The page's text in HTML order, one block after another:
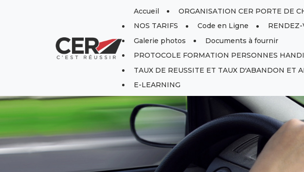
Accueil ORGANISATION CER PORTE DE
NOS TARIFS
Code en Ligne RENDEZ-
Galerie photos
Documents à fournir
PROTOCOLE FORMATION PERSONNES
TAUX DE REUSSITE ET TAUX D'ABANDON ET
E-LEARNING